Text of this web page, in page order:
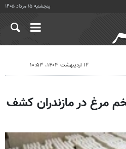
پنجشنبه ۱۵ مرداد ۱۴۰۵
۱۲ اردیبهشت ۱۴۰۳، ۱۰:۵۳
تخم مرغ در مازندران کشف